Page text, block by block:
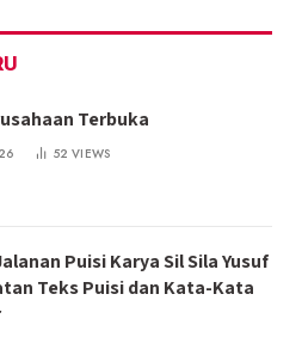
Terbuka
52VIEWS
Puisi Karya Sil Sila Yusuf
Teks Puisi dan Kata-Kata